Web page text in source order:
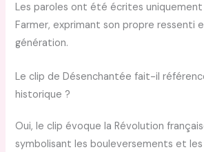
Les paroles ont été écrites uniquement
Farmer, exprimant son propre ressenti
génération.
Le clip de Désenchantée fait-il
historique ?
Oui, le clip évoque la Révolution
symbolisant les bouleversements et